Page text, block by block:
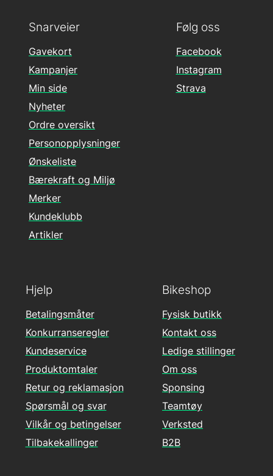
Følg oss
Facebook
Instagram
Strava
Hjelp
Betalingsmåter
Konkurranseregler
Kundeservice
Produktomtaler
Retur og reklamasjon
Spørsmål og svar
Vilkår og betingelser
Tilbakekallinger
Snarveier
Gavekort
Kampanjer
Min side
Nyheter
Ordre oversikt
Personopplysninger
Ønskeliste
Bærekraft og Miljø
Merker
Kundeklubb
Artikler
Bikeshop
Fysisk butikk
Kontakt oss
Ledige stillinger
Om oss
Sponsing
Teamtøy
Verksted
B2B